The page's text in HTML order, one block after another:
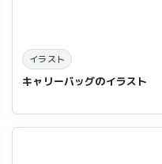
イラスト
キャリーバッグのイラスト